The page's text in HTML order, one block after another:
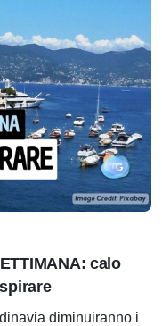
calo
diminuiranno i